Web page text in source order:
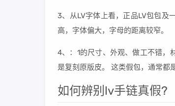
3、从LV字体上看，正品LV包包及
高，字体偏大，字母的距离较窄。
4、：1的尺寸、外观、做工不错，
是复刻原版皮。 这类假包，通常都
如何辨别lv手链真假?